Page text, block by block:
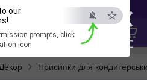
×
ESC
our
prompts, click
icon
Декор Присипки для